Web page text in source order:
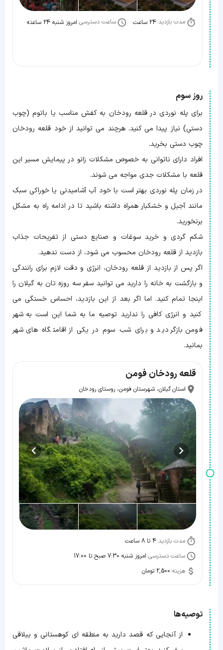
مدت بازدید:24 ساعت ساعت دسترسی:امروز شنبه 24 ساعته
روز سوم
برای پله نوردی در قلعه رودخان به کفش مناسب یا باتوم (چوب
دستی) نیاز پیدا می کنید. هرچند می توانید از خود قلعه رودخان
چوب دستی بخرید.
افراد دارای ناتوانی به خصوص مشکلات زانو در پیمایش مسیر این
قلعه با مشکلات جدی مواجه می شوند.
در زمان پله نوردی بهتر است با خود آب آشامیدنی یا خوراکی سبک
مانند آجیل و خشکبار همراه داشته باشید تا در ادامه راه به مشکل
برنخورید.
شکم گردی و خرید سوغات و صنایع دستی از تفریحات جذاب
بازدید از قلعه رودخان محسوب می شود، از دست ندهید.
اگر پس از بازدید از قلعه رودخان، انرژی و دقت لازم برای رانندگی
و بازگشت به خانه را دارید می توانید سفر سه روزه تان به گیلان را
اینجا تمام کنید. اما اگر بعد از این بازدید، احساس خستگی می
کنید و انرژی کافی را ندارید توصیه ما به شما این است به شهر
فومن بازگردید و برای شب سوم در یکی از اقامتگاه های شهر
بمانید.
قلعه رودخان فومن
استان گیلان، شهرستان فومن، روستای رودخان
مدت بازدید:4 تا 8 ساعت
ساعت دسترسی:امروز شنبه 7:30 صبح تا 17:00
هزینه:2,500 تومان
توصیه‌ها
از آنجایی که قصد دارید به منطقه ای کوهستانی و ییلاقی